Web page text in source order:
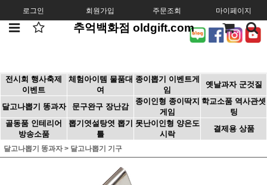
로그인 회원가입 주문조회 마이페이지
추억백화점 oldgift.com
전시회 행사축제
이벤트
체험아이템 물품대
여
종이뽑기 이벤트게
임
옛날과자 군것질
달고나뽑기 똥과자 문구완구 장난감
종이인형 종이딱지
게임
학교소품 역사관셋
팅
골동품 인테리어
방송소품
뽑기엿설탕엿 뽑기
틀
못난이인형 양은도
시락
결제용 상품
달고나뽑기 똥과자> 달고나뽑기 기구